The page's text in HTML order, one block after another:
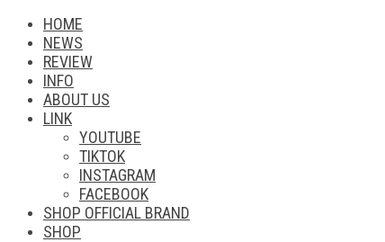
HOME
NEWS
REVIEW
INFO
ABOUT US
LINK
YOUTUBE
TIKTOK
INSTAGRAM
FACEBOOK
SHOP OFFICIAL BRAND
SHOP